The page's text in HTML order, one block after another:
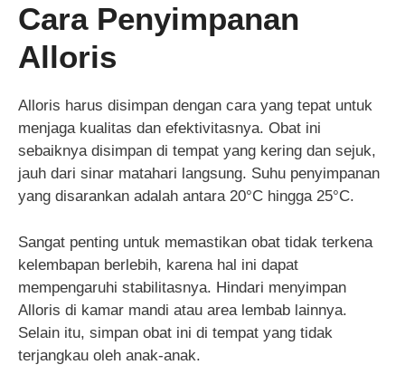
Cara Penyimpanan
Alloris
Alloris harus disimpan dengan cara yang tepat untuk
menjaga kualitas dan efektivitasnya. Obat ini
sebaiknya disimpan di tempat yang kering dan sejuk,
jauh dari sinar matahari langsung. Suhu penyimpanan
yang disarankan adalah antara 20°C hingga 25°C.
Sangat penting untuk memastikan obat tidak terkena
kelembapan berlebih, karena hal ini dapat
mempengaruhi stabilitasnya. Hindari menyimpan
Alloris di kamar mandi atau area lembab lainnya.
Selain itu, simpan obat ini di tempat yang tidak
terjangkau oleh anak-anak.